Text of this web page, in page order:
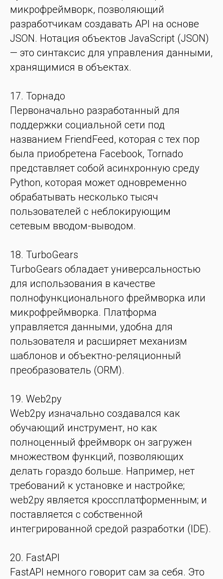
микрофреймворк, позволяющий
разработчикам создавать API на основе
JSON. Нотация объектов JavaScript (JSON)
— это синтаксис для управления данными,
хранящимися в объектах.
17. Торнадо
Первоначально разработанный для
поддержки социальной сети под
названием FriendFeed, которая с тех пор
была приобретена Facebook, Tornado
представляет собой асинхронную среду
Python, которая может одновременно
обрабатывать несколько тысяч
пользователей с неблокирующим
сетевым вводом-выводом.
18. TurboGears
TurboGears обладает универсальностью
для использования в качестве
полнофункционального фреймворка или
микрофреймворка. Платформа
управляется данными, удобна для
пользователя и расширяет механизм
шаблонов и объектно-реляционный
преобразователь (ORM).
19. Web2py
Web2py изначально создавался как
обучающий инструмент, но как
полноценный фреймворк он загружен
множеством функций, позволяющих
делать гораздо больше. Например, нет
требований к установке и настройке;
web2py является кроссплатформенным; и
поставляется с собственной
интегрированной средой разработки (IDE).
20. FastAPI
FastAPI немного говорит сам за себя. Это